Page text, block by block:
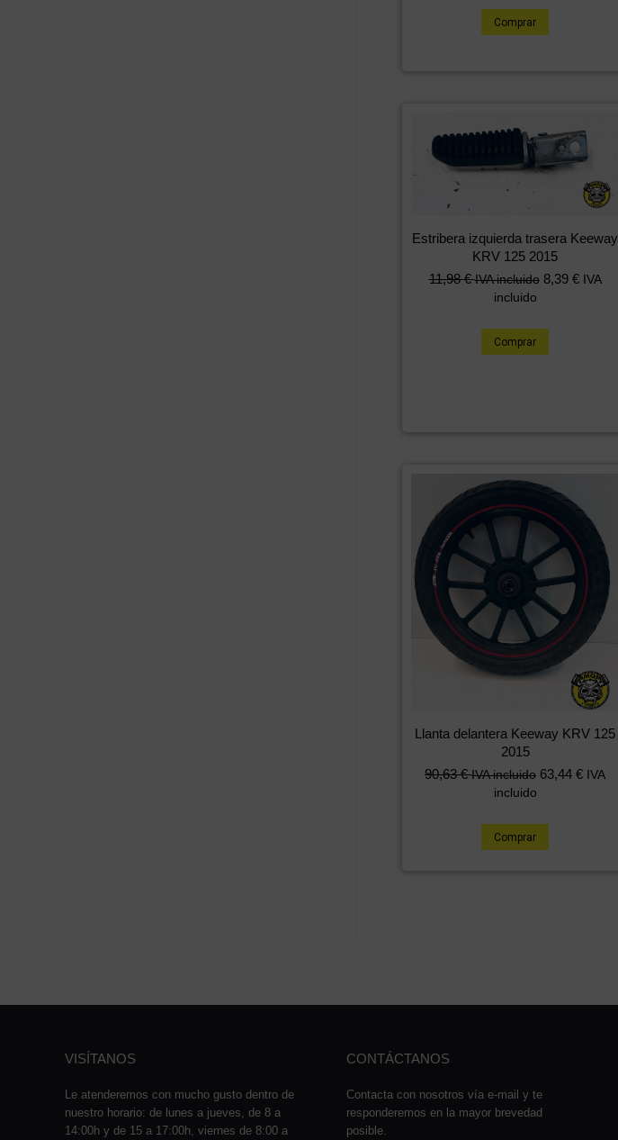
Comprar
Estribera izquierda trasera Keeway
KRV 125 2015
11,98€ IVA incluido 8,39 € IVA
incluido
Comprar
Llanta delantera Keeway KRV 125
2015
90,63€ IVA incluido 63,44 € IVA
incluido
Comprar
VISÍTANOS
Le atenderemos con mucho gusto dentro de
nuestro horario: de lunes a jueves, de 8 a
14:00h y de 15 a 17:00h, viernes de 8:00 a
CONTÁCTANOS
Contacta con nosotros vía e-mail y te
responderemos en la mayor brevedad
posible.